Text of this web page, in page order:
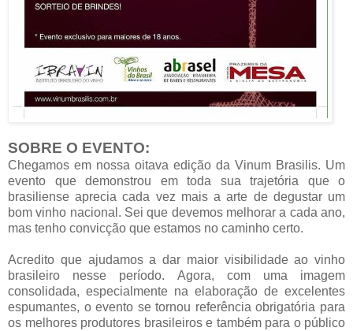
SOBRE O EVENTO:
Chegamos em nossa oitava edição da Vinum Brasilis. Um
evento que demonstrou em toda sua trajetória que o
brasiliense aprecia cada vez mais a arte de degustar um
bom vinho nacional. Sei que devemos melhorar a cada ano,
mas tenho convicção que estamos no caminho certo.
Acredito que ajudamos a dar maior visibilidade ao vinho
brasileiro nesse período. Agora, com uma imagem
consolidada, especialmente na elaboração de excelentes
espumantes, o evento se tornou referência obrigatória para
os melhores produtores brasileiros e também para o público